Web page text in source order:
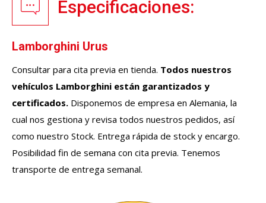
Especificaciones:
Lamborghini Urus
Consultar para cita previa en tienda. Todos nuestros
vehículos Lamborghini están garantizados y
certificados. Disponemos de empresa en Alemania, la
cual nos gestiona y revisa todos nuestros pedidos, así
como nuestro Stock. Entrega rápida de stock y encargo.
Posibilidad fin de semana con cita previa. Tenemos
transporte de entrega semanal.